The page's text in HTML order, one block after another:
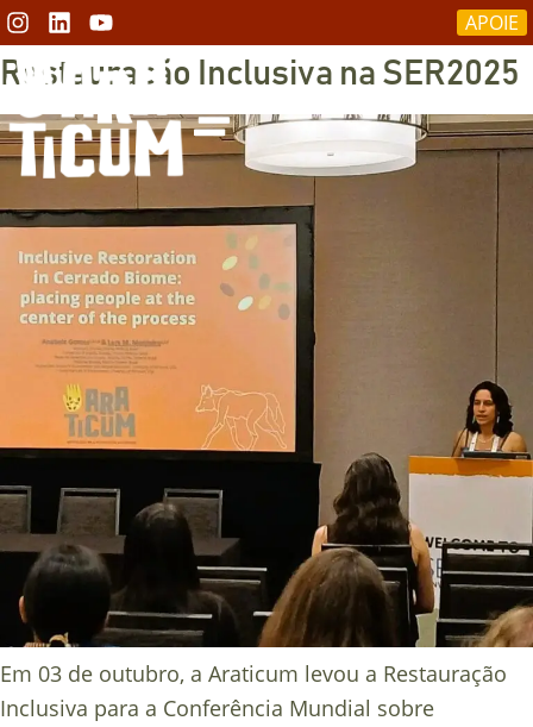
APOIE
Restauração Inclusiva na SER2025
Em 03 de outubro, a Araticum levou a Restauração
Inclusiva para a Conferência Mundial sobre